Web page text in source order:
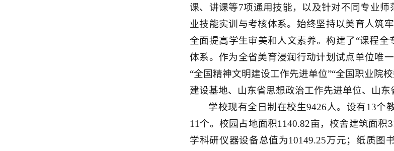
课、讲课等7项通用技能，以及针对不同专业
业技能实训与考核体系。始终坚持以美育人筑
全面提高学生审美和人文素养。构建了“课程
体系。作为全省美育浸润行动计划试点单位唯
“全国精神文明建设工作先进单位”“全国职业院
建设基地、山东省思想政治工作先进单位、山东
学校现有全日制在校生9426人。设有13个
11个。校园占地面积1140.82亩，校舍建筑面
学科研仪器设备总值为10149.25万元；纸质图